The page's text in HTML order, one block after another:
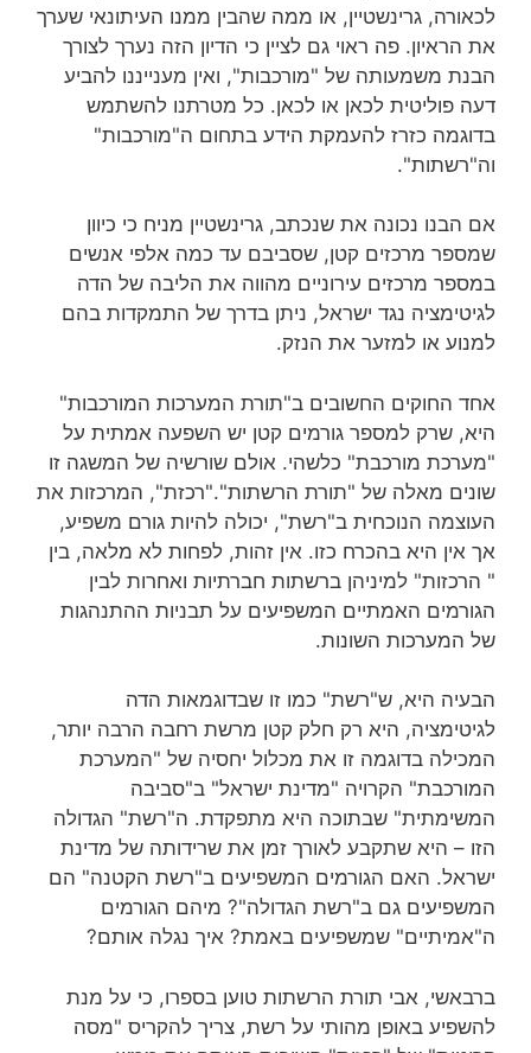
לכאורה, גרינשטיין, או ממה שהבין ממנו העיתונאי שערך
את הראיון. פה ראוי גם לציין כי הדיון הזה נערך לצורך
הבנת משמעותה של "מורכבות", ואין מענייננו להביע
דעה פוליטית לכאן או לכאן. כל מטרתנו להשתמש
בדוגמה כזרז להעמקת הידע בתחום ה"מורכבות"
וה"רשתות".
אם הבנו נכונה את שנכתב, גרינשטיין מניח כי כיוון
שמספר מרכזים קטן, שסביבם עד כמה אלפי אנשים
במספר מרכזים עירוניים מהווה את הליבה של הדה
לגיטימציה נגד ישראל, ניתן בדרך של התמקדות בהם
למנוע או למזער את הנזק.
אחד החוקים החשובים ב"תורת המערכות המורכבות"
היא, שרק למספר גורמים קטן יש השפעה אמתית על
"מערכת מורכבת" כלשהי. אולם שורשיה של המשגה זו
שונים מאלה של "תורת הרשתות"."רכזת", המרכזות את
העוצמה הנוכחית ב"רשת", יכולה להיות גורם משפיע,
אך אין היא בהכרח כזו. אין זהות, לפחות לא מלאה, בין
" הרכזות" למיניהן ברשתות חברתיות ואחרות לבין
הגורמים האמתיים המשפיעים על תבניות ההתנהגות
של המערכות השונות.
הבעיה היא, ש"רשת" כמו זו שבדוגמאות הדה
לגיטימציה, היא רק חלק קטן מרשת רחבה הרבה יותר,
המכילה בדוגמה זו את מכלול יחסיה של "המערכת
המורכבת" הקרויה "מדינת ישראל" ב"סביבה
המשימתית" שבתוכה היא מתפקדת. ה"רשת" הגדולה
הזו – היא שתקבע לאורך זמן את שרידותה של מדינת
ישראל. האם הגורמים המשפיעים ב"רשת הקטנה" הם
המשפיעים גם ב"רשת הגדולה"? מיהם הגורמים
ה"אמיתיים" שמשפיעים באמת? איך נגלה אותם?
ברבאשי, אבי תורת הרשתות טוען בספרו, כי על מנת
להשפיע באופן מהותי על רשת, צריך להקריס "מסה